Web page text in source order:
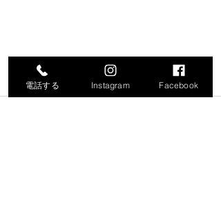
電話する Instagram Facebook